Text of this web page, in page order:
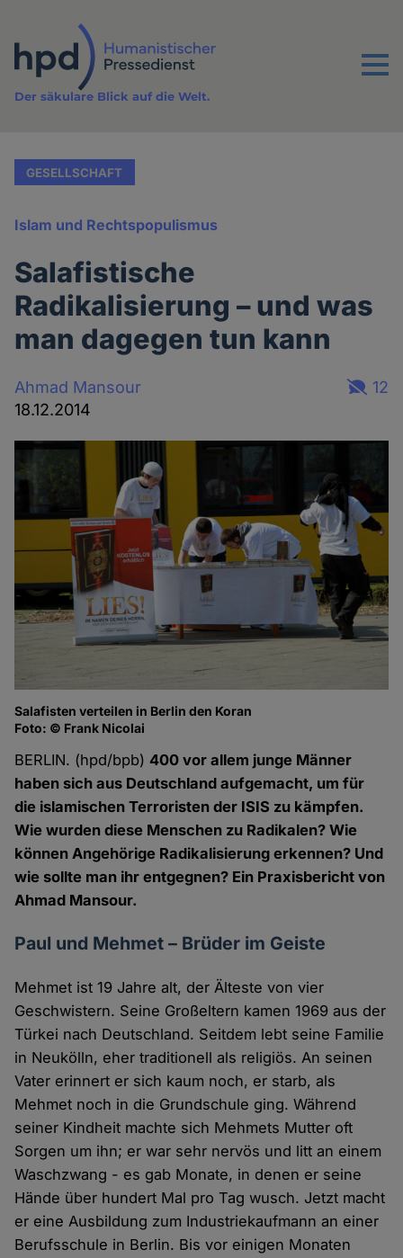
Inhalt
Menu
Der säkulare Blick auf die Welt.
GESELLSCHAFT
Islam und Rechtspopulismus
Salafistische
Radikalisierung – und was
man dagegen tun kann
Ahmad Mansour
18.12.2014
12
Salafisten verteilen in Berlin den Koran
Foto: © Frank Nicolai
BERLIN. (hpd/bpb)400 vor allem junge Männer
haben sich aus Deutschland aufgemacht, um für
die islamischen Terroristen der ISIS zu kämpfen.
Wie wurden diese Menschen zu Radikalen? Wie
können Angehörige Radikalisierung erkennen? Und
wie sollte man ihr entgegnen? Ein Praxisbericht von
Ahmad Mansour.
Paul und Mehmet – Brüder im Geiste
Mehmet ist 19 Jahre alt, der Älteste von vier
Geschwistern. Seine Großeltern kamen 1969 aus der
Türkei nach Deutschland. Seitdem lebt seine Familie
in Neukölln, eher traditionell als religiös. An seinen
Vater erinnert er sich kaum noch, er starb, als
Mehmet noch in die Grundschule ging. Während
seiner Kindheit machte sich Mehmets Mutter oft
Sorgen um ihn; er war sehr nervös und litt an einem
Waschzwang - es gab Monate, in denen er seine
Hände über hundert Mal pro Tag wusch. Jetzt macht
er eine Ausbildung zum Industriekaufmann an einer
Berufsschule in Berlin. Bis vor einigen Monaten